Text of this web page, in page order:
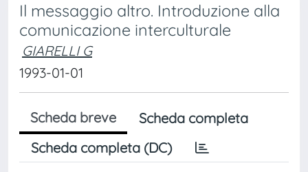
Il messaggio altro. Introduzione alla
comunicazione interculturale
GIARELLI G
1993-01-01
Scheda breve
Scheda completa
Scheda completa (DC)